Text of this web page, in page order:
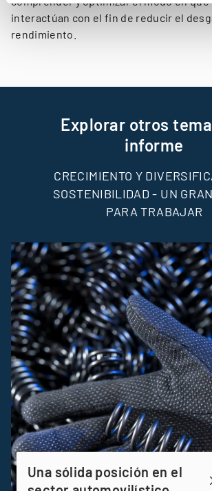
interactúan con el fin de reducir el
rendimiento.
Explorar otros
informe
CRECIMIENTO Y
SOSTENIBILIDAD - UN
PARA TRABAJAR
Una sólida posición en el